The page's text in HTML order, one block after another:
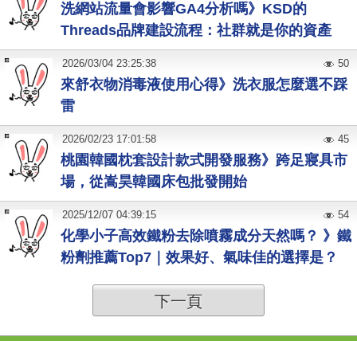
洗網站流量會影響GA4分析嗎》KSD的
Threads品牌建設流程：社群就是你的資產
來舒衣物消毒液使用心得》洗衣服怎麼選不踩
雷
2026/03/04 23:25:38 50
桃園韓國枕套設計款式開發服務》跨足寢具市
場，從嵩昊韓國床包批發開始
2026/02/23 17:01:58 45
化學小子高效鐵粉去除噴霧成分天然嗎？ 》鐵
粉劑推薦Top7｜效果好、氣味佳的選擇是？
2025/12/07 04:39:15 54
下一頁